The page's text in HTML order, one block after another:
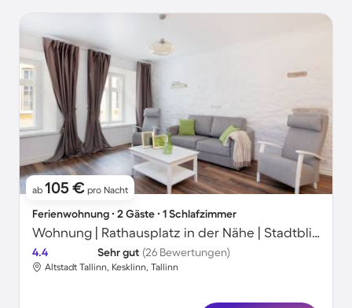
ab 105 € pro Nacht
Ferienwohnung ∙ 2 Gäste ∙ 1 Schlafzimmer
Wohnung | Rathausplatz in der Nähe | Stadtblick
4.4 Sehr gut (26 Bewertungen)
Altstadt Tallinn, Kesklinn, Tallinn